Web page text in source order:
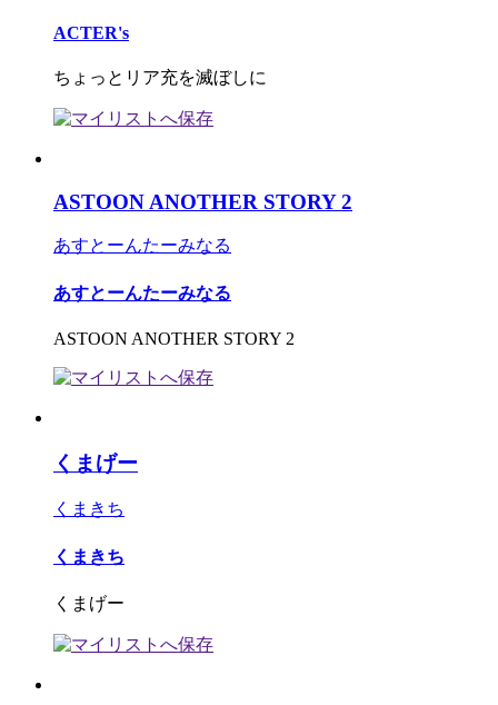
ACTER's
ちょっとリア充を滅ぼしに
ASTOON ANOTHER STORY 2
あすとーんたーみなる
あすとーんたーみなる
ASTOON ANOTHER STORY 2
くまげー
くまきち
くまきち
くまげー